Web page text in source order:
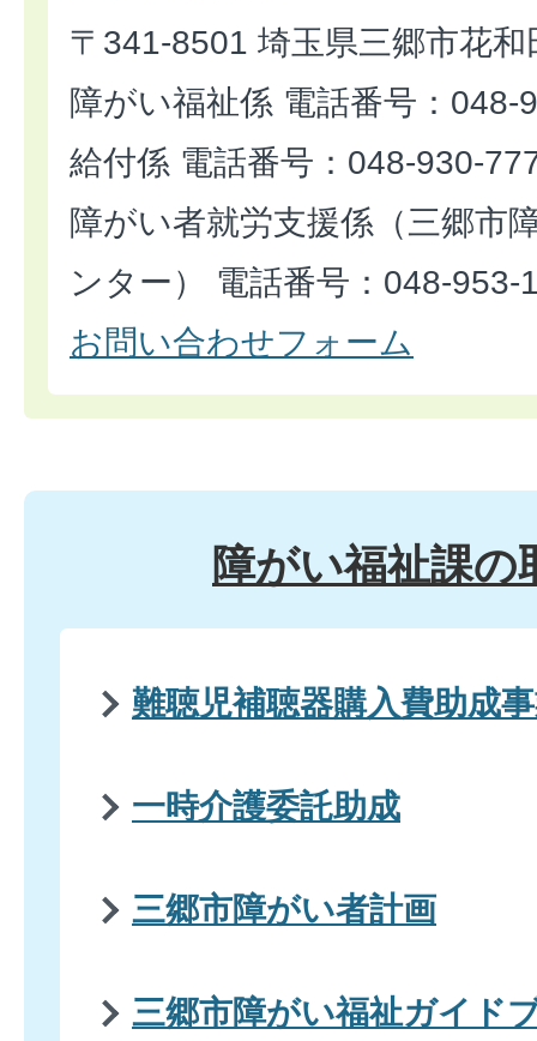
〒341-8501 埼玉県三郷市花
障がい福祉係 電話番号：048-
給付係 電話番号：048-930-
障がい者就労支援係（三郷市
ンター） 電話番号：048-953-
お問い合わせフォーム
障がい福祉課の
難聴児補聴器購入費助成
一時介護委託助成
三郷市障がい者計画
三郷市障がい福祉ガイド